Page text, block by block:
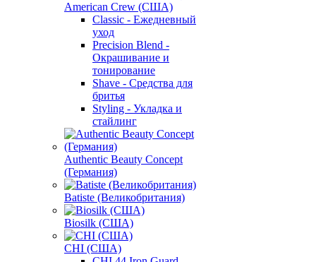
American Crew (США)
Classic - Ежедневный
уход
Precision Blend -
Окрашивание и
тонирование
Shave - Средства для
бритья
Styling - Укладка и
стайлинг
Authentic Beauty Concept
(Германия)
Batiste (Великобритания)
Biosilk (США)
CHI (США)